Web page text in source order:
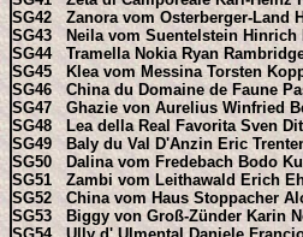
SG42 Zanora vom Osterberger-Land
SG43 Neila vom Suentelstein Hinrich
SG44 Tramella Nokia Ryan
SG45 Klea vom Messina Torsten
SG46 China du Domaine de Faune
SG47 Ghazie von Aurelius Winfried
SG48 Lea della Real Favorita Sven
SG49 Baly du Val D'Anzin Eric
SG50 Dalina vom Fredebach Bodo
SG51 Zambi vom Leithawald Erich
SG52 China vom Haus Stoppacher
SG53 Biggy von Groß-Zünder Karin